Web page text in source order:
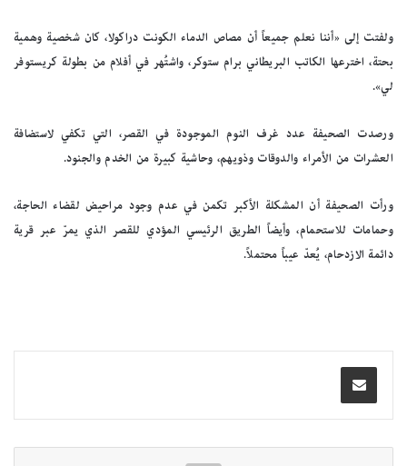
ولفتت إلى «أننا نعلم جميعاً أن مصاص الدماء الكونت دراكولا، كان شخصية وهمية
بحتة، اخترعها الكاتب البريطاني برام ستوكر، واشتُهر في أفلام من بطولة كريستوفر
لي».
ورصدت الصحيفة عدد غرف النوم الموجودة في القصر، التي تكفي لاستضافة
العشرات من الأمراء والدوقات وذويهم، وحاشية كبيرة من الخدم والجنود.
ورأت الصحيفة أن المشكلة الأكبر تكمن في عدم وجود مراحيض لقضاء الحاجة،
وحمامات للاستحمام، وأيضاً الطريق الرئيسي المؤدي للقصر الذي يمرّ عبر قرية
دائمة الازدحام، يُعدّ عيباً محتملاً.